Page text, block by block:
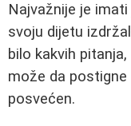
Najvažnije je
svoju dijetu
bilo kakvih
može da
posvećen.